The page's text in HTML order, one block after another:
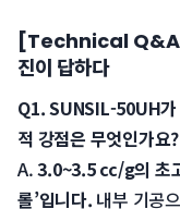
[Technical Q&A]
진이 답하다
Q1. SUNSIL-50UH가
적 강점은 무엇인가요?
A. 3.0~3.5 cc/g의 초
롤’입니다. 내부 기공